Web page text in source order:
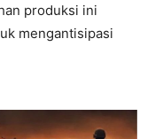
produksi ini
mengantisipasi